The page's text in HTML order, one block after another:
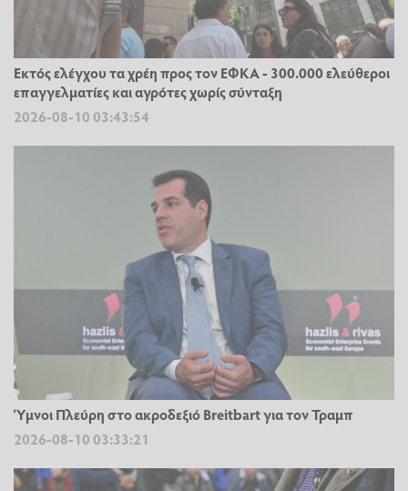
Εκτός ελέγχου τα χρέη προς τον ΕΦΚΑ - 300.000 ελεύθεροι
επαγγελματίες και αγρότες χωρίς σύνταξη
2026-08-10 03:43:54
Ύμνοι Πλεύρη στο ακροδεξιό Breitbart για τον Τραμπ
2026-08-10 03:33:21